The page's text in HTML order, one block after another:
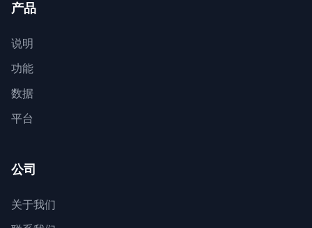
产品
说明
功能
数据
平台
公司
关于我们